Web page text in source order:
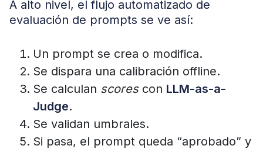
A alto nivel, el flujo automatizado de
evaluación de prompts se ve así:
Un prompt se crea o modifica.
Se dispara una calibración offline.
Se calculan scorescon LLM-as-a-
Judge.
Se validan umbrales.
Si pasa, el prompt queda “aprobado” y